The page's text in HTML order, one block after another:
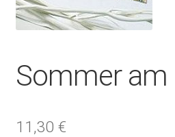
Sommer am
11,30 €